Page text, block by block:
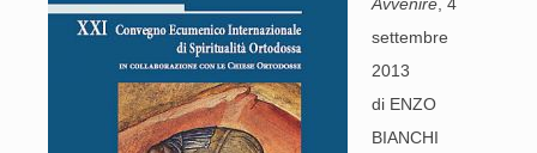
settembre
2013
di ENZO
BIANCHI